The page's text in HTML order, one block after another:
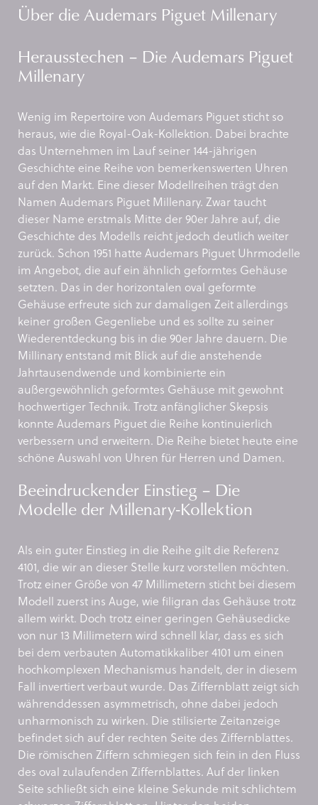
Über die Audemars Piguet Millenary
Herausstechen – Die Audemars Piguet
Millenary
Wenig im Repertoire von Audemars Piguet sticht so
heraus, wie die Royal-Oak-Kollektion. Dabei brachte
das Unternehmen im Lauf seiner 144-jährigen
Geschichte eine Reihe von bemerkenswerten Uhren
auf den Markt. Eine dieser Modellreihen trägt den
Namen Audemars Piguet Millenary. Zwar taucht
dieser Name erstmals Mitte der 90er Jahre auf, die
Geschichte des Modells reicht jedoch deutlich weiter
zurück. Schon 1951 hatte Audemars Piguet Uhrmodelle
im Angebot, die auf ein ähnlich geformtes Gehäuse
setzten. Das in der horizontalen oval geformte
Gehäuse erfreute sich zur damaligen Zeit allerdings
keiner großen Gegenliebe und es sollte zu seiner
Wiederentdeckung bis in die 90er Jahre dauern. Die
Millinary entstand mit Blick auf die anstehende
Jahrtausendwende und kombinierte ein
außergewöhnlich geformtes Gehäuse mit gewohnt
hochwertiger Technik. Trotz anfänglicher Skepsis
konnte Audemars Piguet die Reihe kontinuierlich
verbessern und erweitern. Die Reihe bietet heute eine
schöne Auswahl von Uhren für Herren und Damen.
Beeindruckender Einstieg – Die
Modelle der Millenary-Kollektion
Als ein guter Einstieg in die Reihe gilt die Referenz
4101, die wir an dieser Stelle kurz vorstellen möchten.
Trotz einer Größe von 47 Millimetern sticht bei diesem
Modell zuerst ins Auge, wie filigran das Gehäuse trotz
allem wirkt. Doch trotz einer geringen Gehäusedicke
von nur 13 Millimetern wird schnell klar, dass es sich
bei dem verbauten Automatikkaliber 4101 um einen
hochkomplexen Mechanismus handelt, der in diesem
Fall invertiert verbaut wurde. Das Ziffernblatt zeigt sich
währenddessen asymmetrisch, ohne dabei jedoch
unharmonisch zu wirken. Die stilisierte Zeitanzeige
befindet sich auf der rechten Seite des Ziffernblattes.
Die römischen Ziffern schmiegen sich fein in den Fluss
des oval zulaufenden Ziffernblattes. Auf der linken
Seite schließt sich eine kleine Sekunde mit schlichtem